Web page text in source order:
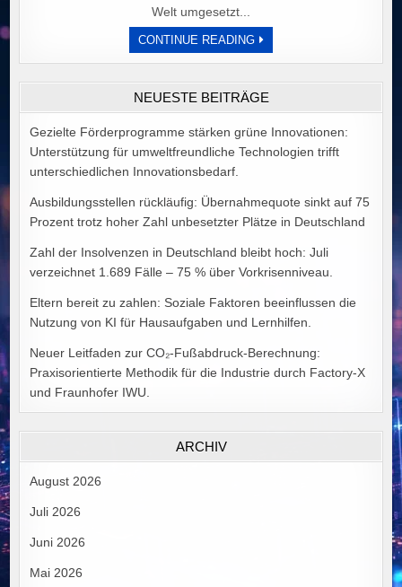
Welt umgesetzt...
CONTINUE READINGDER
PREIS
POLITISCHER
VON
ALEX
NEUESTE BEITRÄGE
Gezielte Förderprogramme stärken grüne Innovationen:
Unterstützung für umweltfreundliche Technologien trifft
unterschiedlichen Innovationsbedarf.
Ausbildungsstellen rückläufig: Übernahmequote sinkt auf 75
Prozent trotz hoher Zahl unbesetzter Plätze in Deutschland
Zahl der Insolvenzen in Deutschland bleibt hoch: Juli
verzeichnet 1.689 Fälle – 75 % über Vorkrisenniveau.
Eltern bereit zu zahlen: Soziale Faktoren beeinflussen die
Nutzung von KI für Hausaufgaben und Lernhilfen.
Neuer Leitfaden zur CO₂-Fußabdruck-Berechnung:
Praxisorientierte Methodik für die Industrie durch Factory-X
und Fraunhofer IWU.
ARCHIV
August 2026
Juli 2026
Juni 2026
Mai 2026